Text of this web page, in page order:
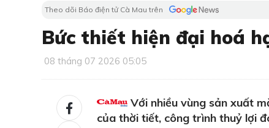
Theo dõi Báo điện tử Cà Mau trên
Bức thiết hiện đại hoá
08 tháng 07 2026 05:05
Với nhiều vùng sản xuất
của thời tiết, công trình thuỷ lợi